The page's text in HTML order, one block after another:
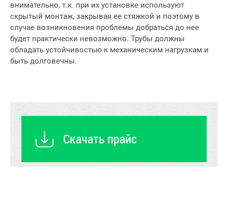
внимательно, т.к. при их установке используют
скрытый монтаж, закрывая ее стяжкой и поэтому в
случае возникновения проблемы добраться до нее
будет практически невозможно. Трубы должны
обладать устойчивостью к механическим нагрузкам и
быть долговечны.
Скачать прайс